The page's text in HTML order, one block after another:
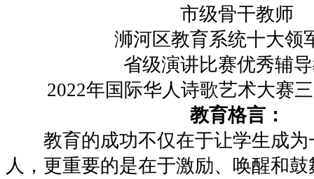
市级骨干教师
浉河区教育系统十大领
省级演讲比赛优秀辅
2022年国际华人诗歌艺术大赛
教育格言：
教育的成功不仅在于让学⽣成为
⼈，更重要的是在于激励、唤醒和